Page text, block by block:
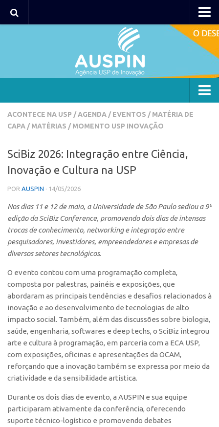
Agência
Institucional
Polo Lorena
Polo Ribeirão Preto
Polo São Carlos
Programas
Bolsa Empreendedorismo
Bolsa Startup USP
Conexão USP
Conexão Inter-USP
Leis e Normas
Portal do Inventor
Inteligência Competitiva
EMBRAPIIs
ACONTECE NA USP /AGENDA / EVENTOS / MATÉRIA DE
CAPA / MATÉRIAS / MOMENTO USP INOVAÇÃO
SciBiz 2026: Integração entre Ciência,
Inovação e Cultura na USP
POR AUSPIN · 14/05/2026
Nos dias 11 e 12 de maio, a Universidade de São Paulo sediou a 9ª
edição da SciBiz Conference, promovendo dois dias de intensas
trocas de conhecimento, networking e integração entre
pesquisadores, investidores, empreendedores e empresas de
diversos setores tecnológicos.
O evento contou com uma programação completa,
composta por palestras, painéis e exposições, que
abordaram as principais tendências e desafios relacionados à
inovação e ao desenvolvimento de tecnologias de alto
impacto social. Também, além das discussões sobre biologia,
saúde, engenharia, softwares e deep techs, o SciBiz integrou
arte e cultura à programação, em parceria com a ECA USP,
com exposições, oficinas e apresentações da OCAM,
reforçando que a inovação também se expressa por meio da
criatividade e da sensibilidade artística.
Durante os dois dias de evento, a AUSPIN e sua equipe
participaram ativamente da conferência, oferecendo
suporte técnico-logístico e promovendo debates